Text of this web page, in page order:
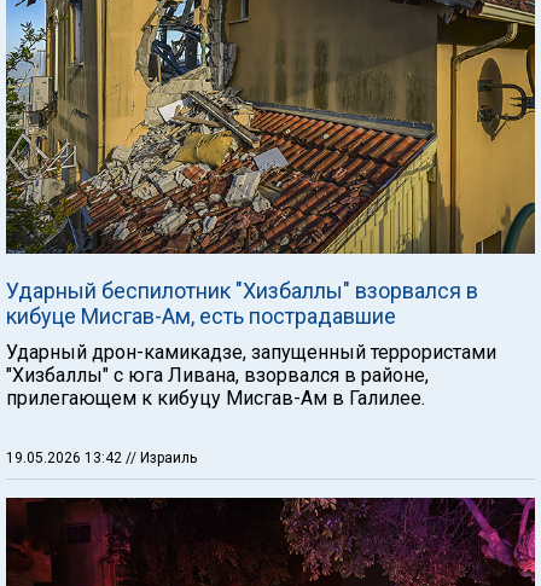
Ударный беспилотник "Хизбаллы" взорвался в
кибуце Мисгав-Ам, есть пострадавшие
Ударный дрон-камикадзе, запущенный террористами
"Хизбаллы" с юга Ливана, взорвался в районе,
прилегающем к кибуцу Мисгав-Ам в Галилее.
19.05.2026 13:42 // Израиль